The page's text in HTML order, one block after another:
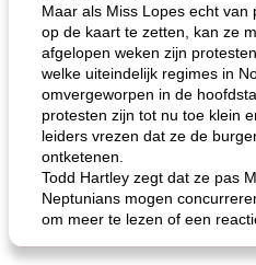
Maar als Miss Lopes echt van
op de kaart te zetten, kan ze
afgelopen weken zijn
welke uiteindelijk regimes in
omvergeworpen in de
protesten zijn tot nu toe klein
leiders vrezen dat ze de
ontketenen.
Todd Hartley zegt dat ze pas
Neptunians mogen
om meer te lezen of een